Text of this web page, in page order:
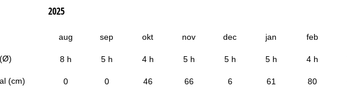
(cm)
2025
aug sep okt nov dec jan feb
8 h 5 h 4 h 5 h 5 h 5 h 4 h
0 0 46 66 6 61 80